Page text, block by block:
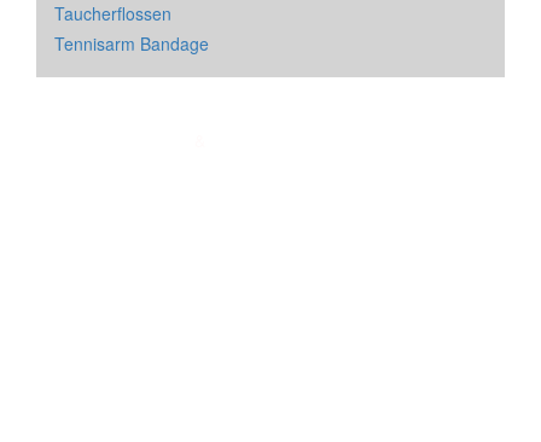
Taucherflossen
Tennisarm Bandage